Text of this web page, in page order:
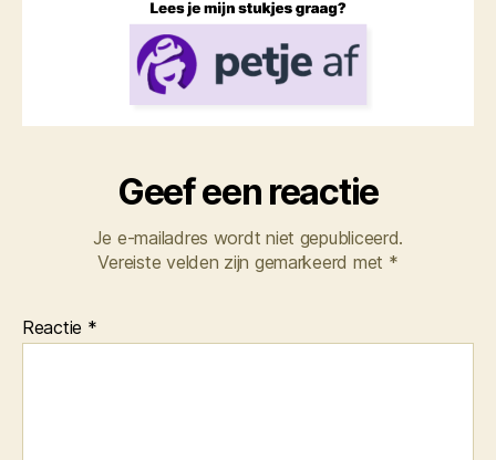
Geef een reactie
Je e-mailadres wordt niet gepubliceerd.
Vereiste velden zijn gemarkeerd met *
Reactie *